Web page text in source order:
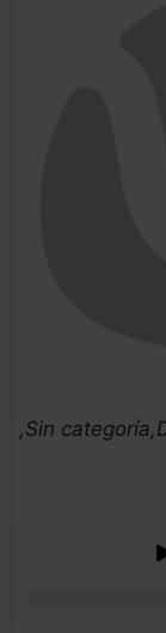
,Sin